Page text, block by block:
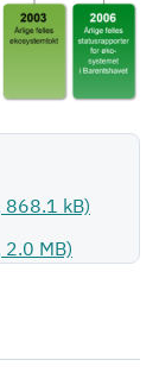
kB)
MB)